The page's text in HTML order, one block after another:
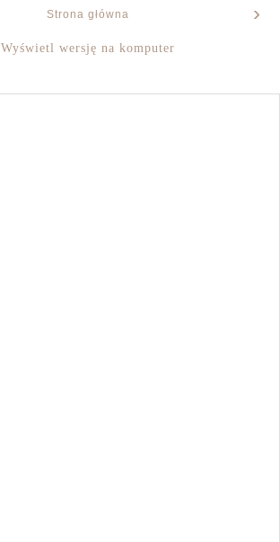
›
Strona główna
Wyświetl wersję na komputer